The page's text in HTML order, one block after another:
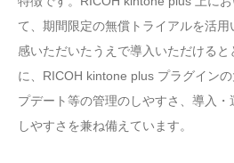
て、期間限定の無償トライアルを活
感いただいたうえで導入いただけると
に、RICOH kintone plus プラグイン
プデート等の管理のしやすさ、導入・
しやすさを兼ね備えています。